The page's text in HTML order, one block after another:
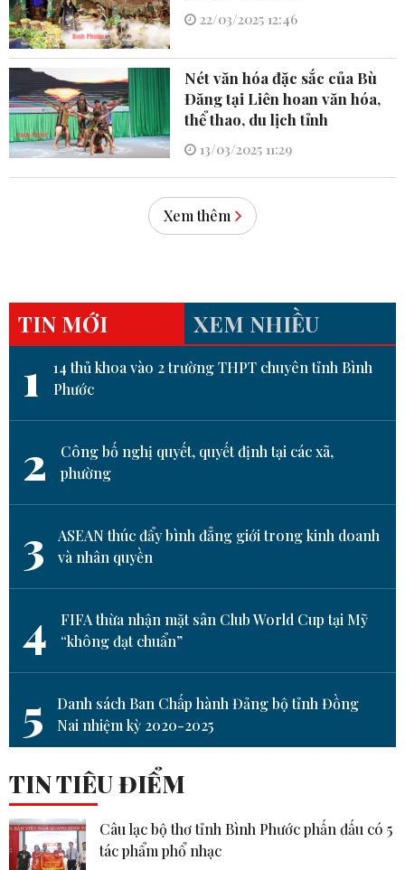
22/03/2025 12:46
Nét văn hóa đặc sắc của Bù
Đăng tại Liên hoan văn hóa,
thể thao, du lịch tỉnh
13/03/2025 11:29
Xem thêm
TIN MỚI XEM NHIỀU
1
14 thủ khoa vào 2 trường THPT chuyên tỉnh Bình
Phước
2
Công bố nghị quyết, quyết định tại các xã,
phường
3
ASEAN thúc đẩy bình đẳng giới trong kinh doanh
và nhân quyền
4
FIFA thừa nhận mặt sân Club World Cup tại Mỹ
“không đạt chuẩn”
5
Danh sách Ban Chấp hành Đảng bộ tỉnh Đồng
Nai nhiệm kỳ 2020-2025
TIN TIÊU ĐIỂM
Câu lạc bộ thơ tỉnh Bình Phước phấn đấu có 5
tác phẩm phổ nhạc